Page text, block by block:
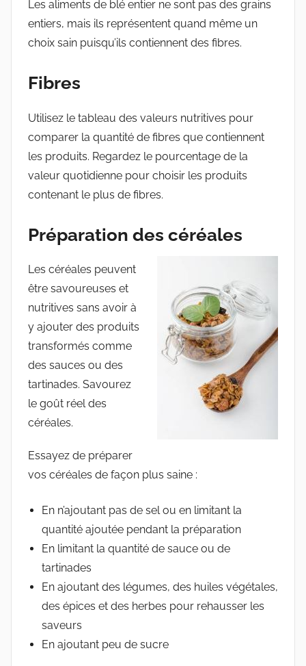
Les aliments de blé entier ne sont pas des grains
entiers, mais ils représentent quand même un
choix sain puisqu’ils contiennent des fibres.
Fibres
Utilisez le tableau des valeurs nutritives pour
comparer la quantité de fibres que contiennent
les produits. Regardez le pourcentage de la
valeur quotidienne pour choisir les produits
contenant le plus de fibres.
Préparation des céréales
Les céréales peuvent
être savoureuses et
nutritives sans avoir à
y ajouter des produits
transformés comme
des sauces ou des
tartinades. Savourez
le goût réel des
céréales.
Essayez de préparer
vos céréales de façon plus saine :
En n’ajoutant pas de sel ou en limitant la
quantité ajoutée pendant la préparation
En limitant la quantité de sauce ou de
tartinades
En ajoutant des légumes, des huiles végétales,
des épices et des herbes pour rehausser les
saveurs
En ajoutant peu de sucre